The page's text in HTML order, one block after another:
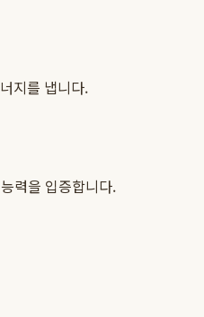
지를 냅니다.
력을 입증합니다.